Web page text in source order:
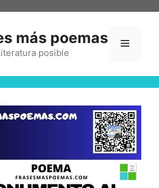
más poemas
posible